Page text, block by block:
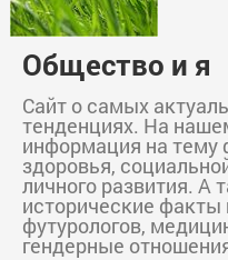
Общество и я
Сайт о самых
тенденциях. На
информация на тему
здоровья,
личного развития. А
исторические факты
футурологов,
гендерные